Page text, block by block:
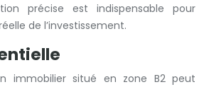
précise est indispensable pour
de l’investissement.
immobilier situé en zone B2 peut